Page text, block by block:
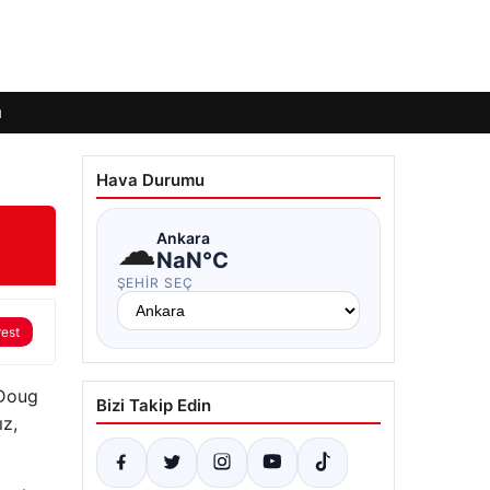
Hava Durumu
☁Ankara
NaN°C
ŞEHIR SEÇ
Bizi Takip Edin